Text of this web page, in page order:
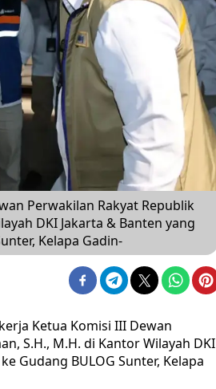
Perwakilan Rakyat Republik
DKI Jakarta & Banten yang
Kelapa Gadin-
Ketua Komisi III Dewan
S.H., M.H. di Kantor Wilayah DKI
Gudang BULOG Sunter, Kelapa